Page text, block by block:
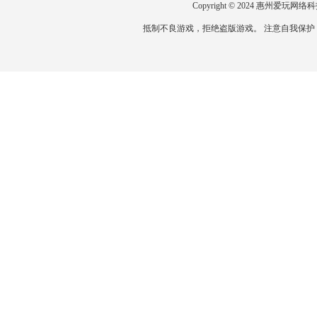
Copyright © 2024 惠州爱玩网络
抵制不良游戏，拒绝盗版游戏。 注意自我保